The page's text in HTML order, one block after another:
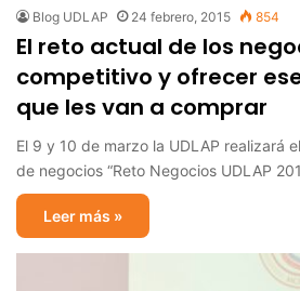
Blog UDLAP 24 febrero, 2015 854
El reto actual de los
competitivo y ofrecer
que les van a comprar
El 9 y 10 de marzo la UDLAP realizará
de negocios “Reto Negocios UDLAP
Leer más »